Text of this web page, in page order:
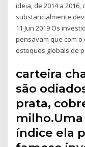
ideia, de 2014 a
substancialmente
11 Jun 2019 Os
pensavam que com
estoques globais de
carteira
são
prata,
milho.Uma
índice ela